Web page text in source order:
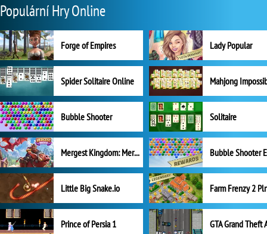
Populární Hry Online
Forge of Empires Lady Popular
Spider Solitaire Online Mahjong
Bubble Shooter Solitaire
Mergest Kingdom: Merge Puzzle
Little Big Snake.io
Prince of Persia 1 GTA Grand Theft